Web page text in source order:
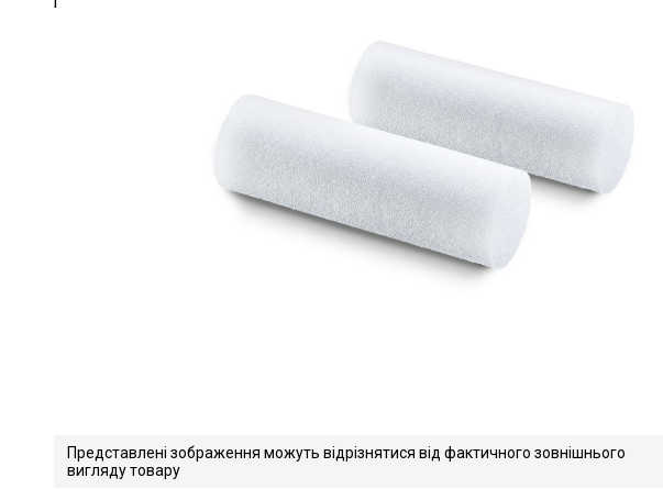
Представлені зображення можуть відрізнятися від фактичного зовнішнього
вигляду товару